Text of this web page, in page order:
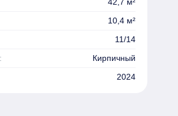
10,4 м²
11/14
Кирпичный
2024